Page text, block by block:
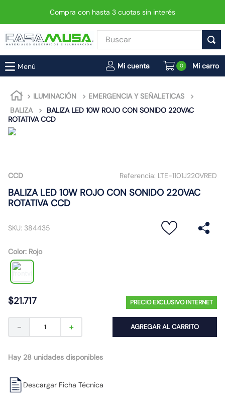
Compra con hasta 3 cuotas sin interés
Buscar
0
ILUMINACIÓN
EMERGENCIA Y SEÑALETICAS
BALIZA
BALIZA LED 10W ROJO CON SONIDO 220VAC
ROTATIVA CCD
CCD Referencia: LTE-1101J220VRED
BALIZA LED 10W ROJO CON SONIDO 220VAC
ROTATIVA CCD
SKU: 384435
Color: Rojo
$21.717 PRECIO EXCLUSIVO INTERNET
＋
－ AGREGAR AL CARRITO
Hay 28 unidades disponibles
Descargar Ficha Técnica
TÉRMINOS MÁS BUSCADOS
1.
enchufe
2.
interruptor
3 .
luminaria vial led neo
7.
ampolleta
8
matixgo